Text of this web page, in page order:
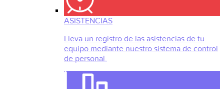
ASISTENCIAS
Lleva un registro de las asistencias de tu
equipo mediante nuestro sistema de control
de personal.